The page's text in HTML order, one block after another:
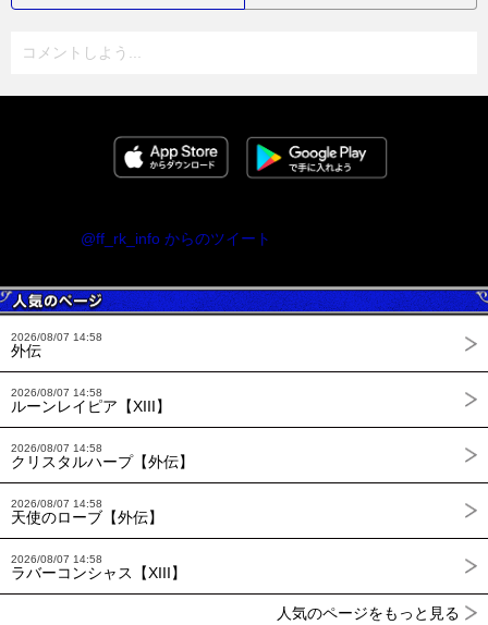
コメントしよう...
@ff_rk_info からのツイート
2026/08/07 14:58
外伝
2026/08/07 14:58
ルーンレイピア【XIII】
2026/08/07 14:58
クリスタルハープ【外伝】
2026/08/07 14:58
天使のローブ【外伝】
2026/08/07 14:58
ラバーコンシャス【XIII】
人気のページをもっと見る